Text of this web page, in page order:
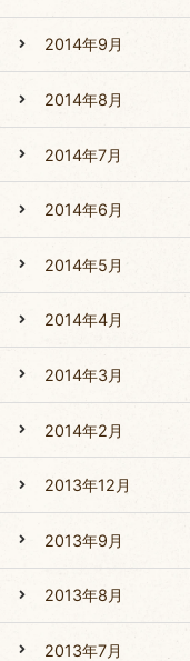
2014年9月
2014年8月
2014年7月
2014年6月
2014年5月
2014年4月
2014年3月
2014年2月
2013年12月
2013年9月
2013年8月
2013年7月